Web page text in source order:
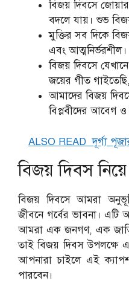
বিজয় দিবসে
বদলে যায়। শুভ
মুক্তির সব দিকে
এবং আত্মনির্ভরশীল।
বিজয় দিবসে
জয়ের গীত
আমাদের বিজয়
বিপ্লবীদের আবেগ ও
ALSO READ দূর্গা
বিজয় দিবস
বিজয় দিবসে আমরা
জীবনে গর্বের ভাবনা। এটি
আমরা এক জনগণ, এক
তাই বিজয় দিবস উপলক্ষে
আপনারা চাইলে এই
পারবেন।